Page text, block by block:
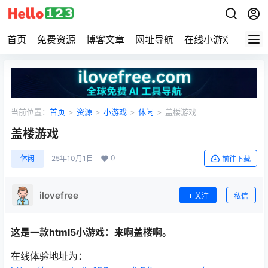
首页 免费资源 博客文章 网址导航 在线小游戏
当前位置： 首页 > 资源 > 小游戏 > 休闲 > 盖楼游戏
盖楼游戏
休闲 25年10月1日 0 前往下载
ilovefree 关注 私信
这是一款html5小游戏：来啊盖楼啊。
在线体验地址为：